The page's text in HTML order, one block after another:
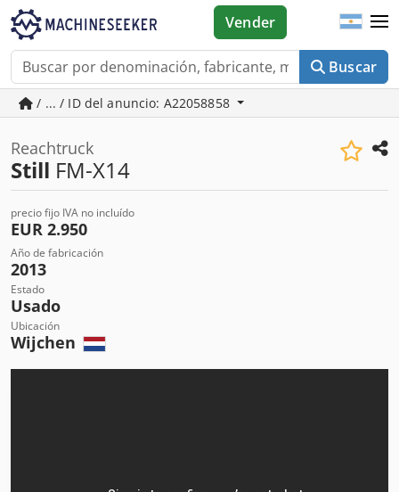
Buscar
Vender
/ ... / ID del anuncio: A22058858
Reachtruck
Still FM-X14
precio fijo IVA no incluído
EUR 2.950
Año de fabricación
2013
Estado
Usado
Ubicación
Wijchen